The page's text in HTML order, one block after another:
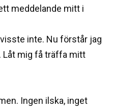
meddelande mitt i
inte. Nu förstår jag
Låt mig få träffa mitt
Ingen ilska, inget